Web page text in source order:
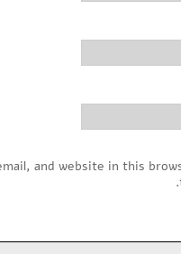
and website in this